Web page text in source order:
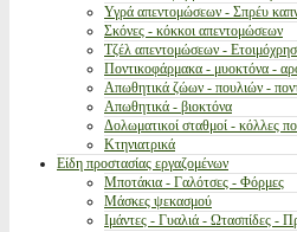
Υγρά απεντομώσεων - Σπρέυ
Σκόνες - κόκκοι απεντομώσεων
Τζέλ απεντομώσεων -
Ποντικοφάρμακα - μυοκτόνα -
Απωθητικά ζώων - πουλιών -
Απωθητικά - βιοκτόνα
Δολωματικοί σταθμοί - κόλλες
Κτηνιατρικά
Είδη προστασίας εργαζομένων
Μποτάκια - Γαλότσες - Φόρμες
Μάσκες ψεκασμού
Ιμάντες - Γυαλιά - Ωτασπίδες -